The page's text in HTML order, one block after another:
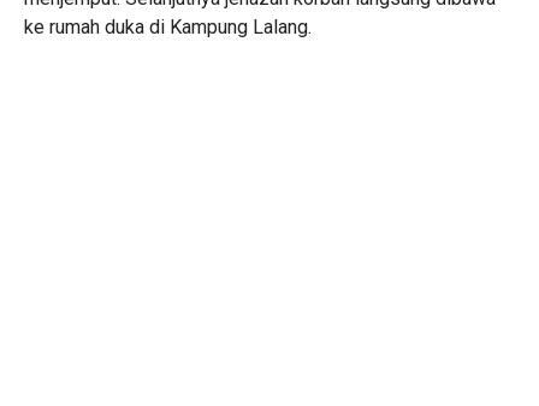
ke rumah duka di Kampung Lalang.